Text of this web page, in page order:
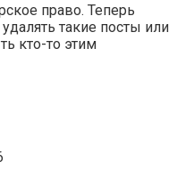
право. Теперь
такие посты или
кто-то этим